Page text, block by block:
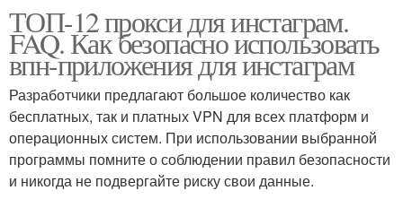
ТОП-12 прокси для инстаграм.
FAQ. Как безопасно использовать
впн-приложения для инстаграм
Разработчики предлагают большое количество как
бесплатных, так и платных VPN для всех платформ и
операционных систем. При использовании выбранной
программы помните о соблюдении правил безопасности
и никогда не подвергайте риску свои данные.